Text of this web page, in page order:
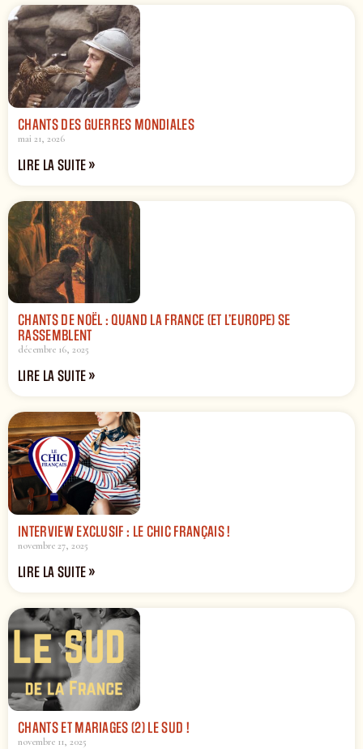
CHANTS DES GUERRES MONDIALES
mai 21, 2026
LIRE LA SUITE »
CHANTS DE NOËL : QUAND LA FRANCE (ET L’EUROPE) SE
RASSEMBLENT
décembre 16, 2025
LIRE LA SUITE »
INTERVIEW EXCLUSIF : LE CHIC FRANÇAIS !
novembre 27, 2025
LIRE LA SUITE »
CHANTS ET MARIAGES (2) LE SUD !
novembre 11, 2025